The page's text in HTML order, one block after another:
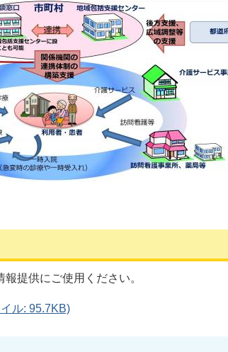
提供にご使用ください。
ル: 95.7KB)